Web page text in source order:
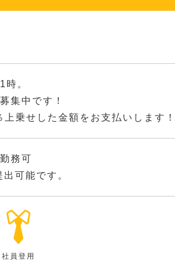
。
集中です！
乗せした金額をお支払いします
務可
可能です。
社員登用